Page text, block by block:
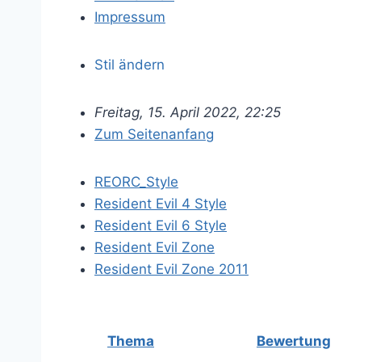
Impressum
Stil ändern
Freitag, 15. April 2022, 22:25
Zum Seitenanfang
REORC_Style
Resident Evil 4 Style
Resident Evil 6 Style
Resident Evil Zone
Resident Evil Zone 2011
Thema Bewertung